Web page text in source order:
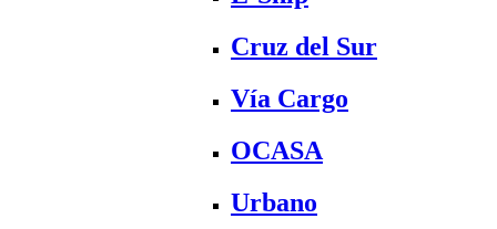
Cruz del Sur
Vía Cargo
OCASA
Urbano